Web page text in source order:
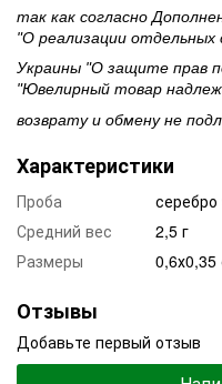
так как согласно
"О реализации
Украины "О защите прав
"Ювелирный товар
возврату и обмену не
Характеристики
Проба
серебро
Средний вес
2,5 г
Размеры
0,6х0,35
Отзывы
Добавьте первый отзыв